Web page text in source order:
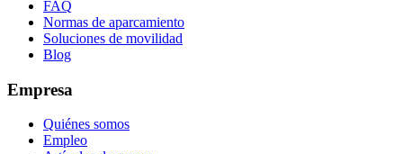
FAQ
Normas de aparcamiento
Soluciones de movilidad
Blog
Empresa
Quiénes somos
Empleo